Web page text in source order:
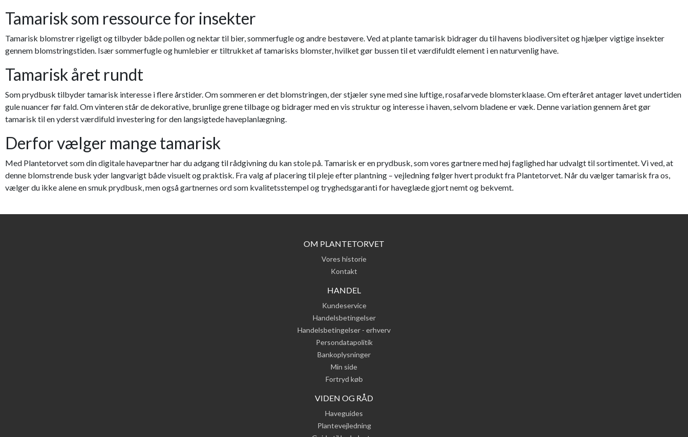
Tamarisk som ressource for insekter
Tamarisk blomstrer rigeligt og tilbyder både pollen og nektar til bier, sommerfugle og andre bestøvere. Ved at plante tamarisk bidrager du til havens biodiversitet og hjælper vigtige insekter
gennem blomstringstiden. Især sommerfugle og humlebier er tiltrukket af tamarisks blomster, hvilket gør bussen til et værdifuldt element i en naturvenlig have.
Tamarisk året rundt
Som prydbusk tilbyder tamarisk interesse i flere årstider. Om sommeren er det blomstringen, der stjæler syne med sine luftige, rosafarvede blomsterklaase. Om efteråret antager løvet undertiden
gule nuancer før fald. Om vinteren står de dekorative, brunlige grene tilbage og bidrager med en vis struktur og interesse i haven, selvom bladene er væk. Denne variation gennem året gør
tamarisk til en yderst værdifuld investering for den langsigtede haveplanlægning.
Derfor vælger mange tamarisk
Med Plantetorvet som din digitale havepartner har du adgang til rådgivning du kan stole på. Tamarisk er en prydbusk, som vores gartnere med høj faglighed har udvalgt til sortimentet. Vi ved, at
denne blomstrende busk yder langvarigt både visuelt og praktisk. Fra valg af placering til pleje efter plantning – vejledning følger hvert produkt fra Plantetorvet. Når du vælger tamarisk fra os,
vælger du ikke alene en smuk prydbusk, men også gartnernes ord som kvalitetsstempel og tryghedsgaranti for haveglæde gjort nemt og bekvemt.
OM PLANTETORVET
Vores historie
Kontakt
HANDEL
Kundeservice
Handelsbetingelser
Handelsbetingelser - erhverv
Persondatapolitik
Bankoplysninger
Min side
Fortryd køb
VIDEN OG RÅD
Haveguides
Plantevejledning